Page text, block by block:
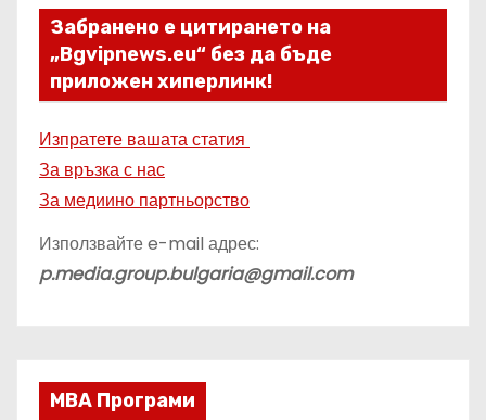
Забранено е цитирането на
„Bgvipnews.eu“ без да бъде
приложен хиперлинк!
Изпратете вашата статия
За връзка с нас
За медиино партньорство
Използвайте e-mail адрес:
p.media.group.bulgaria@gmail.com
МВА Програми